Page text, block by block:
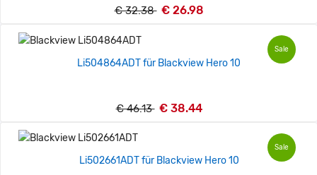
€ 32.38 € 26.98
Sale
Li504864ADT für Blackview Hero 10
€ 46.13 € 38.44
Sale
Li502661ADT für Blackview Hero 10